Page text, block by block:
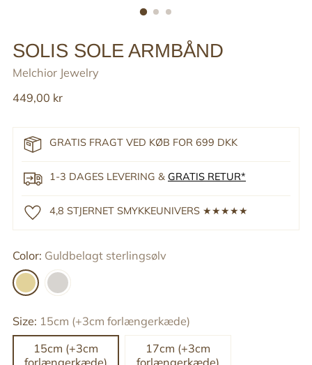
SOLIS SOLE ARMBÅND
Melchior Jewelry
Reguler
449,00 kr
GRATIS FRAGT VED KØB FOR 699 DKK
1-3 DAGES LEVERING & GRATIS RETUR*
4,8 STJERNET SMYKKEUNIVERS ★★★★★
Color: Guldbelagt sterlingsølv
Size: 15cm (+3cm forlængerkæde)
15cm (+3cm
forlængerkæde)
17cm (+3cm
forlængerkæde)